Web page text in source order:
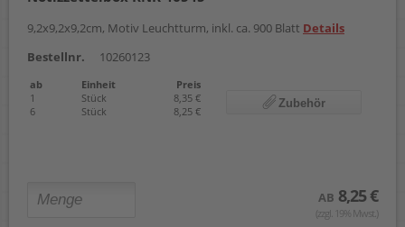
9,2x9,2x9,2cm, Motiv Leuchtturm, inkl. ca. 900 Blatt Details
Bestellnr.
10260123
ab Einheit
Preis
1
Stück
8,35 €
6
Stück 8,25 €
Zubehör
AB 8,25 €
(zzgl. 19% Mwst.)